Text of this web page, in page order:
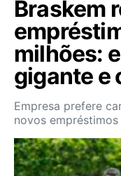
Braskem
milhões:
gigante e
Empresa prefere
novos